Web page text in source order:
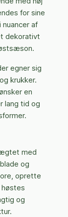
for sine
af
dekorativt
egner sig
krukker.
en
lang tid og
med
og
oprette
og